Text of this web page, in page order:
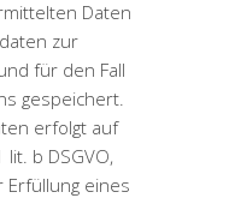
Daten
zur
für den Fall
gespeichert.
erfolgt auf
b DSGVO,
eines